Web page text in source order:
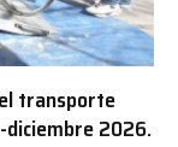
transporte
2026.